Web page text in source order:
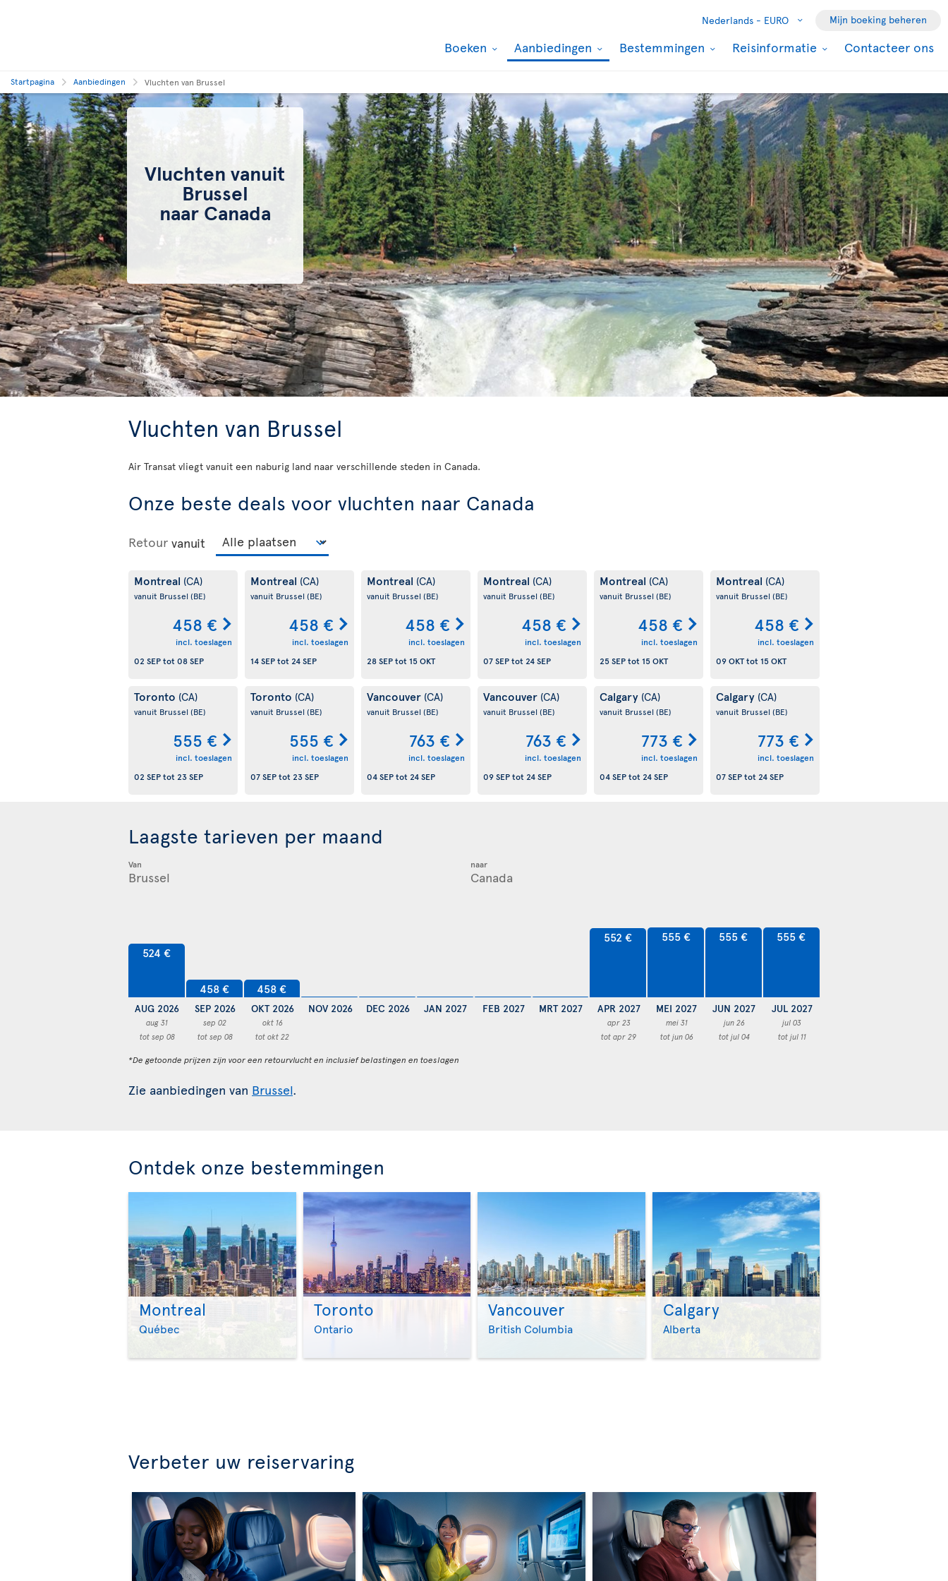
Nederlands - EURO Mijn boeking beheren
Boeken Aanbiedingen Bestemmingen Reisinformatie Contacteer ons
Startpagina Aanbiedingen Vluchten van Brussel
Vluchten vanuit
Brussel
naar Canada
Vluchten van Brussel
Air Transat vliegt vanuit een naburig land naar verschillende steden in Canada.
Onze beste deals voor vluchten naar Canada
Retour vanuit
Montreal (CA)
vanuit Brussel (BE)
458 €
incl. toeslagen
02 SEPtot 08 SEP
Montreal (CA)
vanuit Brussel (BE)
458 €
incl. toeslagen
14 SEPtot 24 SEP
Montreal (CA)
vanuit Brussel (BE)
458 €
incl. toeslagen
28 SEPtot 15 OKT
Montreal (CA)
vanuit Brussel (BE)
458 €
incl. toeslagen
07 SEPtot 24 SEP
Montreal (CA)
vanuit Brussel (BE)
458 €
incl. toeslagen
25 SEPtot 15 OKT
Montreal (CA)
vanuit Brussel (BE)
458 €
incl. toeslagen
09 OKTtot 15 OKT
Toronto (CA)
vanuit Brussel (BE)
555 €
incl. toeslagen
02 SEPtot 23 SEP
Toronto (CA)
vanuit Brussel (BE)
555 €
incl. toeslagen
07 SEPtot 23 SEP
Vancouver (CA)
vanuit Brussel (BE)
763 €
incl. toeslagen
04 SEPtot 24 SEP
Vancouver (CA)
vanuit Brussel (BE)
763 €
incl. toeslagen
09 SEPtot 24 SEP
Calgary (CA)
vanuit Brussel (BE)
773 €
incl. toeslagen
04 SEPtot 24 SEP
Calgary (CA)
vanuit Brussel (BE)
773 €
incl. toeslagen
07 SEPtot 24 SEP
Laagste tarieven per maand
Van naar
524 €
AUG 2026
aug 31
tot sep 08
458 €
SEP 2026
sep 02
tot sep 08
458 €
OKT 2026
okt 16
tot okt 22
NOV 2026 DEC 2026 JAN 2027 FEB 2027 MRT 2027
552 €
APR 2027
apr 23
tot apr 29
555 €
MEI 2027
mei 31
tot jun 06
555 €
JUN 2027
jun 26
tot jul 04
555 €
JUL 2027
jul 03
tot jul 11
*De getoonde prijzen zijn voor een retourvlucht en inclusief belastingen en toeslagen
Zie aanbiedingen van Brussel.
Ontdek onze bestemmingen
Montreal
Québec >
Toronto
Ontario >
Vancouver
British Columbia >
Calgary
Alberta
Verbeter uw reiservaring